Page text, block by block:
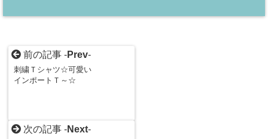
前の記事 -Prev-
刺繍Ｔシャツ☆可愛い
インポートＴ～☆
次の記事 -Next-